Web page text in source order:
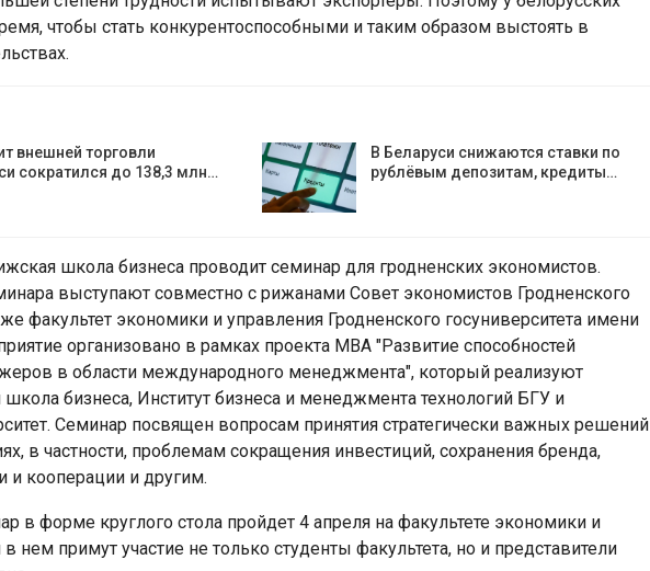
чтобы стать конкурентоспособными и таким образом выстоять в
внешней торговли
сократился до 138,3 млн…
В Беларуси снижаются ставки по
рублёвым депозитам, кредиты…
школа бизнеса проводит семинар для гродненских экономистов.
выступают совместно с рижанами Совет экономистов Гродненского
факультет экономики и управления Гродненского госуниверситета имени
организовано в рамках проекта MBA "Развитие способностей
в области международного менеджмента", который реализуют
бизнеса, Институт бизнеса и менеджмента технологий БГУ и
Семинар посвящен вопросам принятия стратегически важных решений
в частности, проблемам сокращения инвестиций, сохранения бренда,
и кооперации и другим.
в форме круглого стола пройдет 4 апреля на факультете экономики и
нем примут участие не только студенты факультета, но и представители